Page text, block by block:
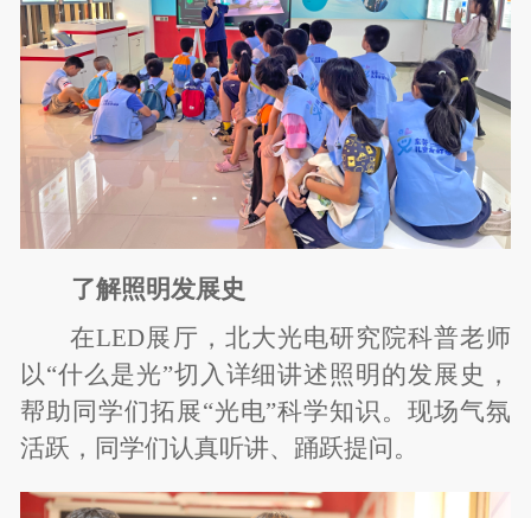
了解照明发展史
在LED展厅，北大光电研究院科普老师
以“什么是光”切入详细讲述照明的发展史，
帮助同学们拓展“光电”科学知识。现场气氛
活跃，同学们认真听讲、踊跃提问。